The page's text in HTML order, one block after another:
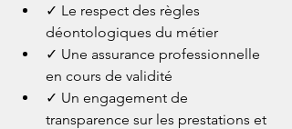
✓ Le respect des règles
déontologiques du métier
✓ Une assurance professionnelle
en cours de validité
✓ Un engagement de
transparence sur les prestations et